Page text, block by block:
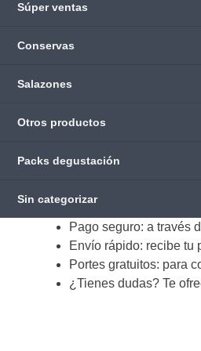
Súper ventas
Conservas
Salazones
Otros productos
Packs degustación
Sin categorizar
Pago seguro: a través
Envío rápido: recibe tu
Portes gratuitos: para
¿Tienes dudas? Te